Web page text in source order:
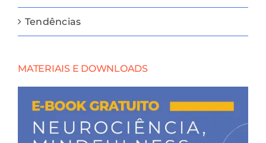
Tendências
MATERIAIS E DOWNLOADS